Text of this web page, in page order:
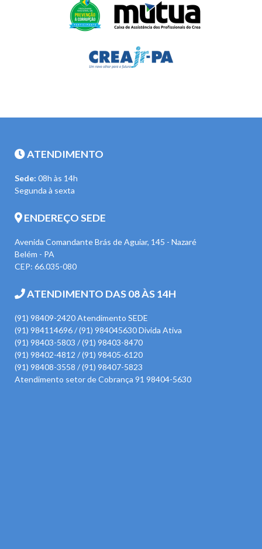
ATENDIMENTO
Sede: 08h às 14h
Segunda à sexta
ENDEREÇO SEDE
Avenida Comandante Brás de Aguiar, 145 - Nazaré
Belém - PA
CEP: 66.035-080
ATENDIMENTO DAS 08 ÀS 14H
(91) 98409-2420 Atendimento SEDE
(91) 984114696 / (91) 984045630 Divida Ativa
(91) 98403-5803 / (91) 98403-8470
(91) 98402-4812 / (91) 98405-6120
(91) 98408-3558 / (91) 98407-5823
Atendimento setor de Cobrança 91 98404-5630